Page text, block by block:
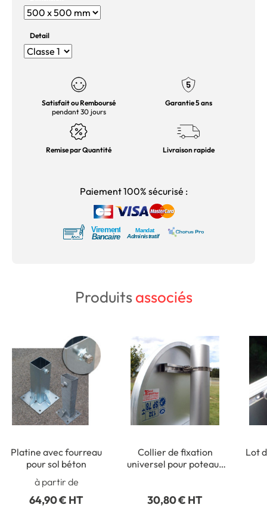
Detail
Satisfait ou Remboursé
pendant 30 jours
Garantie 5 ans
Remise par Quantité Livraison rapide
Paiement 100% sécurisé :
Produitsassociés
Platine avec fourreau
pour sol béton
à partir de
64,90 € HT
Collier de fixation
universel pour poteaux
30,80 € HT
Lot